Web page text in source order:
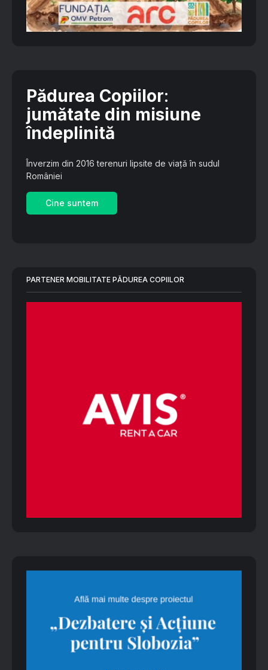
Pădurea Copiilor:
jumătate din misiune
îndeplinită
Înverzim din 2016 terenuri lipsite de viață în sudul
României
Cine suntem
PARTENER MOBILITATE PĂDUREA COPIILOR